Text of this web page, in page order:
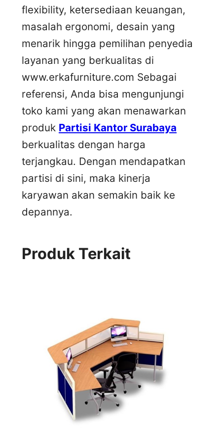
flexibility, ketersediaan keuangan,
masalah ergonomi, desain yang
menarik hingga pemilihan penyedia
layanan yang berkualitas di
www.erkafurniture.com Sebagai
referensi, Anda bisa mengunjungi
toko kami yang akan menawarkan
produk Partisi Kantor Surabaya
berkualitas dengan harga
terjangkau. Dengan mendapatkan
partisi di sini, maka kinerja
karyawan akan semakin baik ke
depannya.
Produk Terkait